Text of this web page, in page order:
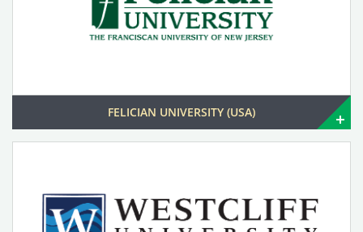
FELICIAN UNIVERSITY (USA)